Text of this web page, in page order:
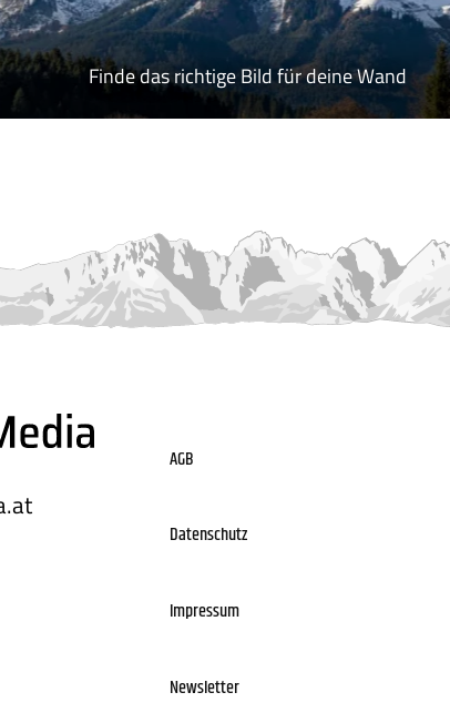
Finde das richtige Bild für deine Wand
AGB
Datenschutz
Impressum
Newsletter